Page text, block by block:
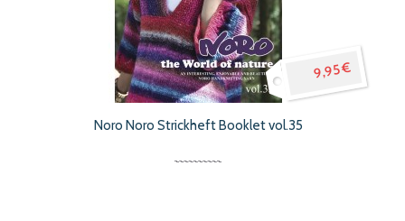
9,95 €
Noro Noro Strickheft Booklet vol.35